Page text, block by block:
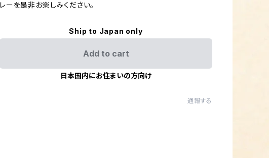
レーを是非お楽しみください。
Ship to Japan only
Add to cart
日本国内にお住まいの方向け
通報する